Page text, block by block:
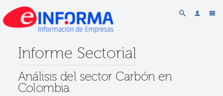
Informe Sectorial
Análisis del sector Carbón en
Colombia